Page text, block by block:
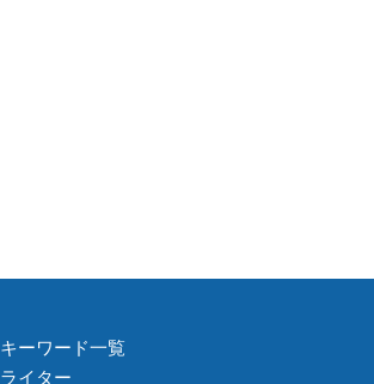
キーワード一覧
ライター